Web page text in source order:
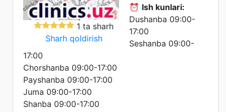
1 ta sharh
Sharh qoldirish
⏰ Ish kunlari:
Dushanba 09:00-
17:00
Seshanba 09:00-
17:00
Chorshanba 09:00-17:00
Payshanba 09:00-17:00
Juma 09:00-17:00
Shanba 09:00-17:00